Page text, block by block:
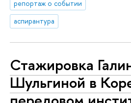
репортаж о событии
аспирантура
Стажировка
Шульгиной в